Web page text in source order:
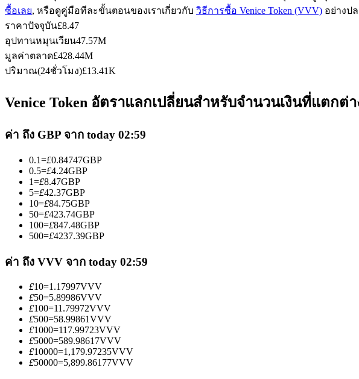
ฟิวเจอร์ส USDC
ฟิวเจอร์สที่ใช้ USDC เป็นหลักประกัน
คัดลอกการซื้อขาย
เข้าร่วมกับเทรดเดอร์ชั้นนำ
เป็นเทรดเดอร์คัดลอก
ซื้อเลย, หรือดูคู่มือทีละขั้นตอนของเราเกี่ยวกับ วิธีการซื้อ Venice Token (VVV) อย่างป
ราคาปัจจุบัน£8.47
อุปทานหมุนเวียน47.57M
มูลค่าตลาด£428.44M
ปริมาณ(24ชั่วโมง)£13.41K
Venice Token อัตราแลกเปลี่ยนสำหรับจำนวนเงินที่แตกต่
ค่า ถึง GBP จาก today 02:59
0.1=£0.84747GBP
0.5=£4.24GBP
1=£8.47GBP
5=£42.37GBP
10=£84.75GBP
50=£423.74GBP
100=£847.48GBP
500=£4237.39GBP
ค่า ถึง VVV จาก today 02:59
£10=1.17997VVV
£50=5.89986VVV
£100=11.79972VVV
£500=58.99861VVV
£1000=117.99723VVV
£5000=589.98617VVV
£10000=1,179.97235VVV
£50000=5,899.86177VVV